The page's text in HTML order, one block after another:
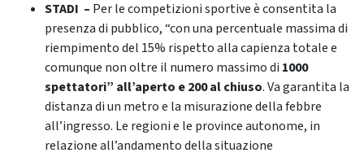
STADI – Per le competizioni sportive è consentita la
presenza di pubblico, “con una percentuale massima di
riempimento del 15% rispetto alla capienza totale e
comunque non oltre il numero massimo di 1000
spettatori” all’aperto e 200 al chiuso. Va garantita la
distanza di un metro e la misurazione della febbre
all’ingresso. Le regioni e le province autonome, in
relazione all’andamento della situazione